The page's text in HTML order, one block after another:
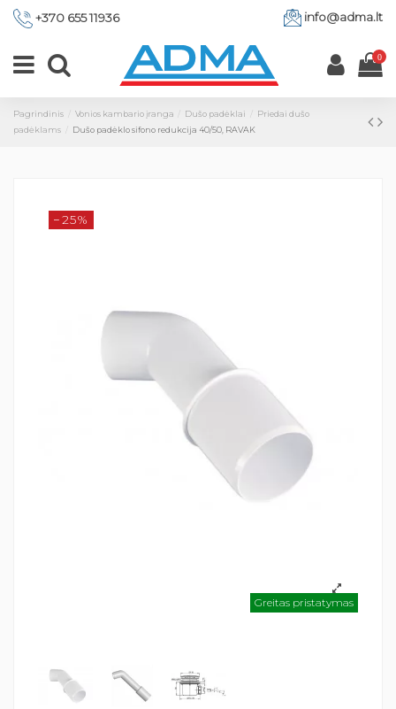
+370 655 11936 info@adma.lt
0
Pagrindinis Vonios kambario įranga Dušo padėklai
Priedai dušo
padėklams
Dušo padėklo sifono redukcija 40/50, RAVAK
Greitas pristatymas
−25%